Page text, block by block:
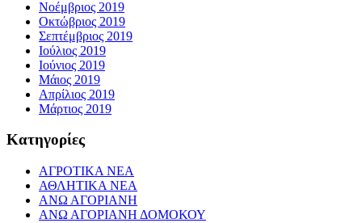
Νοέμβριος 2019
Οκτώβριος 2019
Σεπτέμβριος 2019
Ιούλιος 2019
Ιούνιος 2019
Μάιος 2019
Απρίλιος 2019
Μάρτιος 2019
Kατηγορίες
ΑΓΡΟΤΙΚΑ ΝΕΑ
ΑΘΛΗΤΙΚΑ ΝΕΑ
ΑΝΩ ΑΓΟΡΙΑΝΗ
ΑΝΩ ΑΓΟΡΙΑΝΗ ΔΟΜΟΚΟΥ